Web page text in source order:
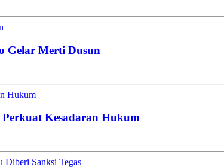
Gelar Merti Dusun
Hukum
Kesadaran Hukum
Diberi Sanksi Tegas